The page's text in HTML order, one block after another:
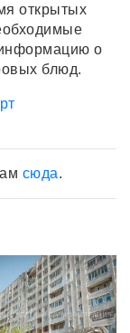
открытых
о
блюд.
сюда.